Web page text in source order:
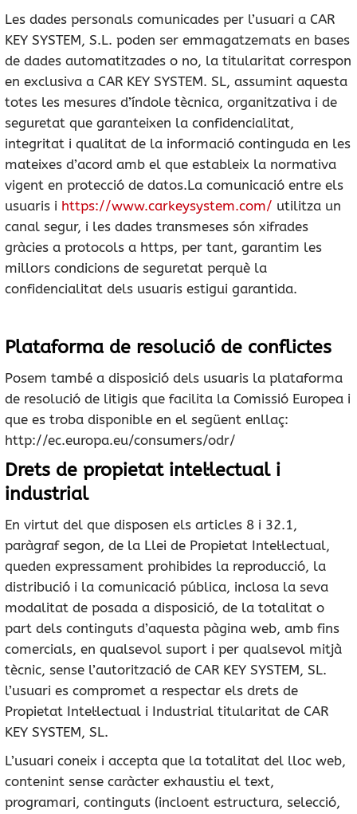
Les dades personals comunicades per l’usuari a CAR
KEY SYSTEM, S.L. poden ser emmagatzemats en bases
de dades automatitzades o no, la titularitat correspon
en exclusiva a CAR KEY SYSTEM. SL, assumint aquesta
totes les mesures d’índole tècnica, organitzativa i de
seguretat que garanteixen la confidencialitat,
integritat i qualitat de la informació continguda en les
mateixes d’acord amb el que estableix la normativa
vigent en protecció de datos.La comunicació entre els
usuaris i https://www.carkeysystem.com/ utilitza un
canal segur, i les dades transmeses són xifrades
gràcies a protocols a https, per tant, garantim les
millors condicions de seguretat perquè la
confidencialitat dels usuaris estigui garantida.
Plataforma de resolució de conflictes
Posem també a disposició dels usuaris la plataforma
de resolució de litigis que facilita la Comissió Europea i
que es troba disponible en el següent enllaç:
http://ec.europa.eu/consumers/odr/
Drets de propietat intel·lectual i
industrial
En virtut del que disposen els articles 8 i 32.1,
paràgraf segon, de la Llei de Propietat Intel·lectual,
queden expressament prohibides la reproducció, la
distribució i la comunicació pública, inclosa la seva
modalitat de posada a disposició, de la totalitat o
part dels continguts d’aquesta pàgina web, amb fins
comercials, en qualsevol suport i per qualsevol mitjà
tècnic, sense l’autorització de CAR KEY SYSTEM, SL.
l’usuari es compromet a respectar els drets de
Propietat Intel·lectual i Industrial titularitat de CAR
KEY SYSTEM, SL.
L’usuari coneix i accepta que la totalitat del lloc web,
contenint sense caràcter exhaustiu el text,
programari, continguts (incloent estructura, selecció,